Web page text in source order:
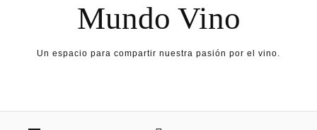
Mundo Vino
Un espacio para compartir nuestra pasión por el vino.